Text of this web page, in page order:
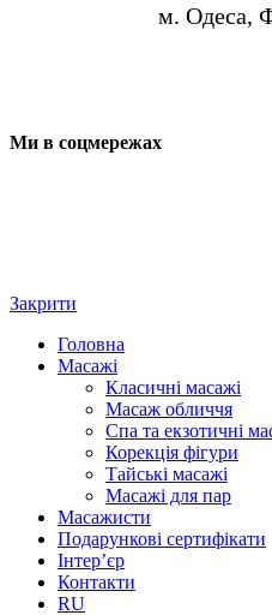
м. Одеса,
Ми в соцмережах
Закрити
Головна
Масажі
Класичні масажі
Масаж обличчя
Спа та екзотичні
Корекція фігури
Тайські масажі
Масажі для пар
Масажисти
Подарункові сертифікати
Інтер’єр
Контакти
RU